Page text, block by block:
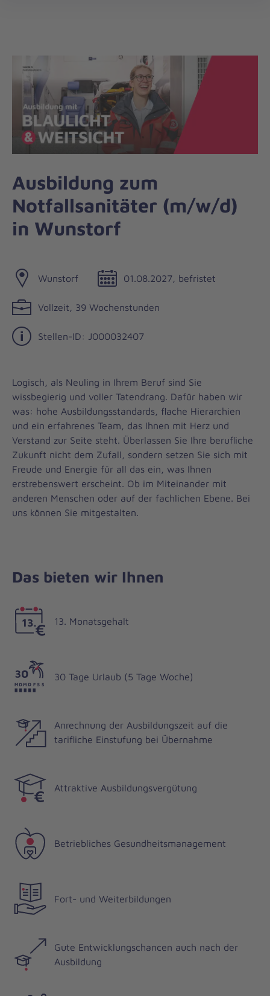
Ausbildung zum
Notfallsanitäter (m/w/d)
in Wunstorf
Wunstorf 01.08.2027, befristet
Vollzeit, 39 Wochenstunden
Stellen-ID: J000032407
Logisch, als Neuling in Ihrem Beruf sind Sie
wissbegierig und voller Tatendrang. Dafür haben wir
was: hohe Ausbildungsstandards, flache Hierarchien
und ein erfahrenes Team, das Ihnen mit Herz und
Verstand zur Seite steht. Überlassen Sie Ihre berufliche
Zukunft nicht dem Zufall, sondern setzen Sie sich mit
Freude und Energie für all das ein, was Ihnen
erstrebenswert erscheint. Ob im Miteinander mit
anderen Menschen oder auf der fachlichen Ebene. Bei
uns können Sie mitgestalten.
Das bieten wir Ihnen
13. Monatsgehalt
30 Tage Urlaub (5 Tage Woche)
Anrechnung der Ausbildungszeit auf die
tarifliche Einstufung bei Übernahme
Attraktive Ausbildungsvergütung
Betriebliches Gesundheitsmanagement
Fort- und Weiterbildungen
Gute Entwicklungschancen auch nach der
Ausbildung